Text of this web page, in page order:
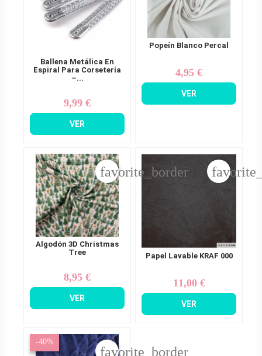
Ballena Metálica En
Espiral Para Corsetería
–...
Precio
9,99 €
VER
Popeín Blanco Percal
Precio
4,95 €
VER
Algodón 3D Christmas
Tree
Precio
8,95 €
VER
favorite_border
Papel Lavable KRAF 000
Precio
11,00 €
VER
-40%
favorite_border